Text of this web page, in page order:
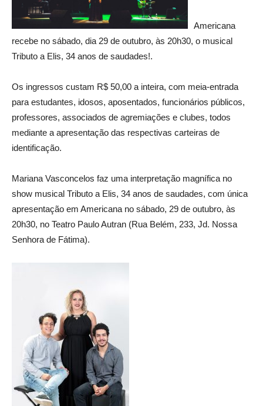
Americana
recebe no sábado, dia 29 de outubro, às 20h30, o musical
Tributo a Elis, 34 anos de saudades!.
Os ingressos custam R$ 50,00 a inteira, com meia-entrada
para estudantes, idosos, aposentados, funcionários públicos,
professores, associados de agremiações e clubes, todos
mediante a apresentação das respectivas carteiras de
identificação.
Mariana Vasconcelos faz uma interpretação magnífica no
show musical Tributo a Elis, 34 anos de saudades, com única
apresentação em Americana no sábado, 29 de outubro, às
20h30, no Teatro Paulo Autran (Rua Belém, 233, Jd. Nossa
Senhora de Fátima).